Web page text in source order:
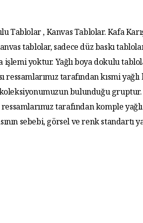
Tablolar , Kanvas Tablolar. Kafa
tablolar, sadece düz baskı
yoktur. Yağlı boya dokulu
tarafından kısmi yağlı
bulunduğu gruptur.
tarafından komple
sebebi, görsel ve renk standartı